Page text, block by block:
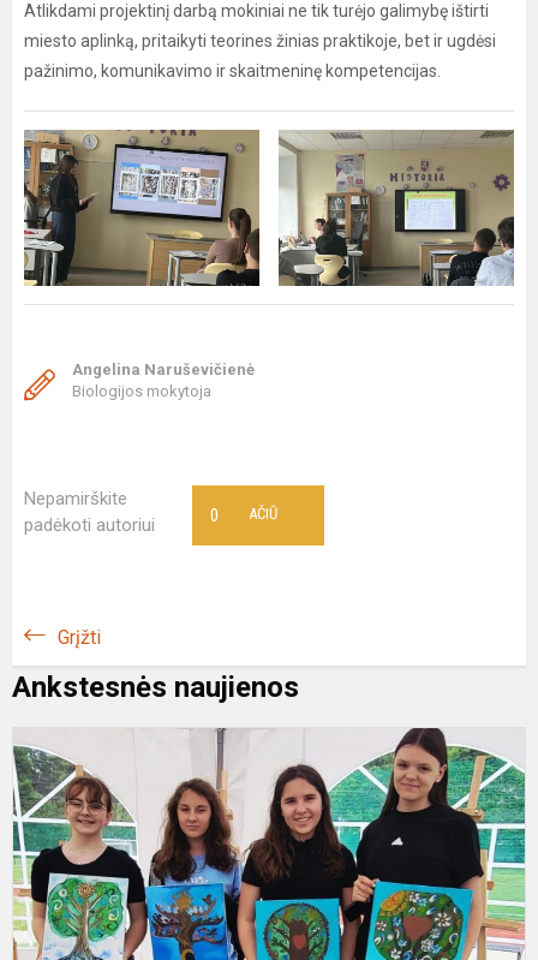
Atlikdami projektinį darbą mokiniai ne tik turėjo galimybę ištirti
miesto aplinką, pritaikyti teorines žinias praktikoje, bet ir ugdėsi
pažinimo, komunikavimo ir skaitmeninę kompetencijas.
Angelina Naruševičienė
Biologijos mokytoja
Nepamirškite
padėkoti autoriui
AČIŪ
0
Grįžti
Ankstesnės naujienos